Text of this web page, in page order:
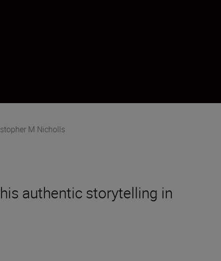
M Nicholls
authentic storytelling in